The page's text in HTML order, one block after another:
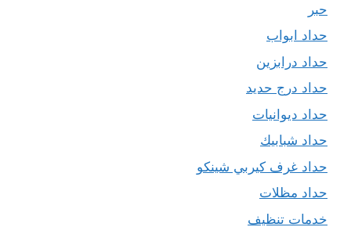
حبر
حداد ابواب
حداد درابزين
حداد درج حديد
حداد ديوانيات
حداد شبابيك
حداد غرف كيربي شينكو
حداد مظلات
خدمات تنظيف